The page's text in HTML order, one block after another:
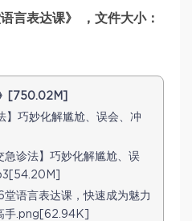
言表达课》 ，文件大小：
[750.02M]
】巧妙化解尴尬、误会、冲
急诊法】巧妙化解尴尬、误
堂语言表达课，快速成为魅力
手.png[62.94K]